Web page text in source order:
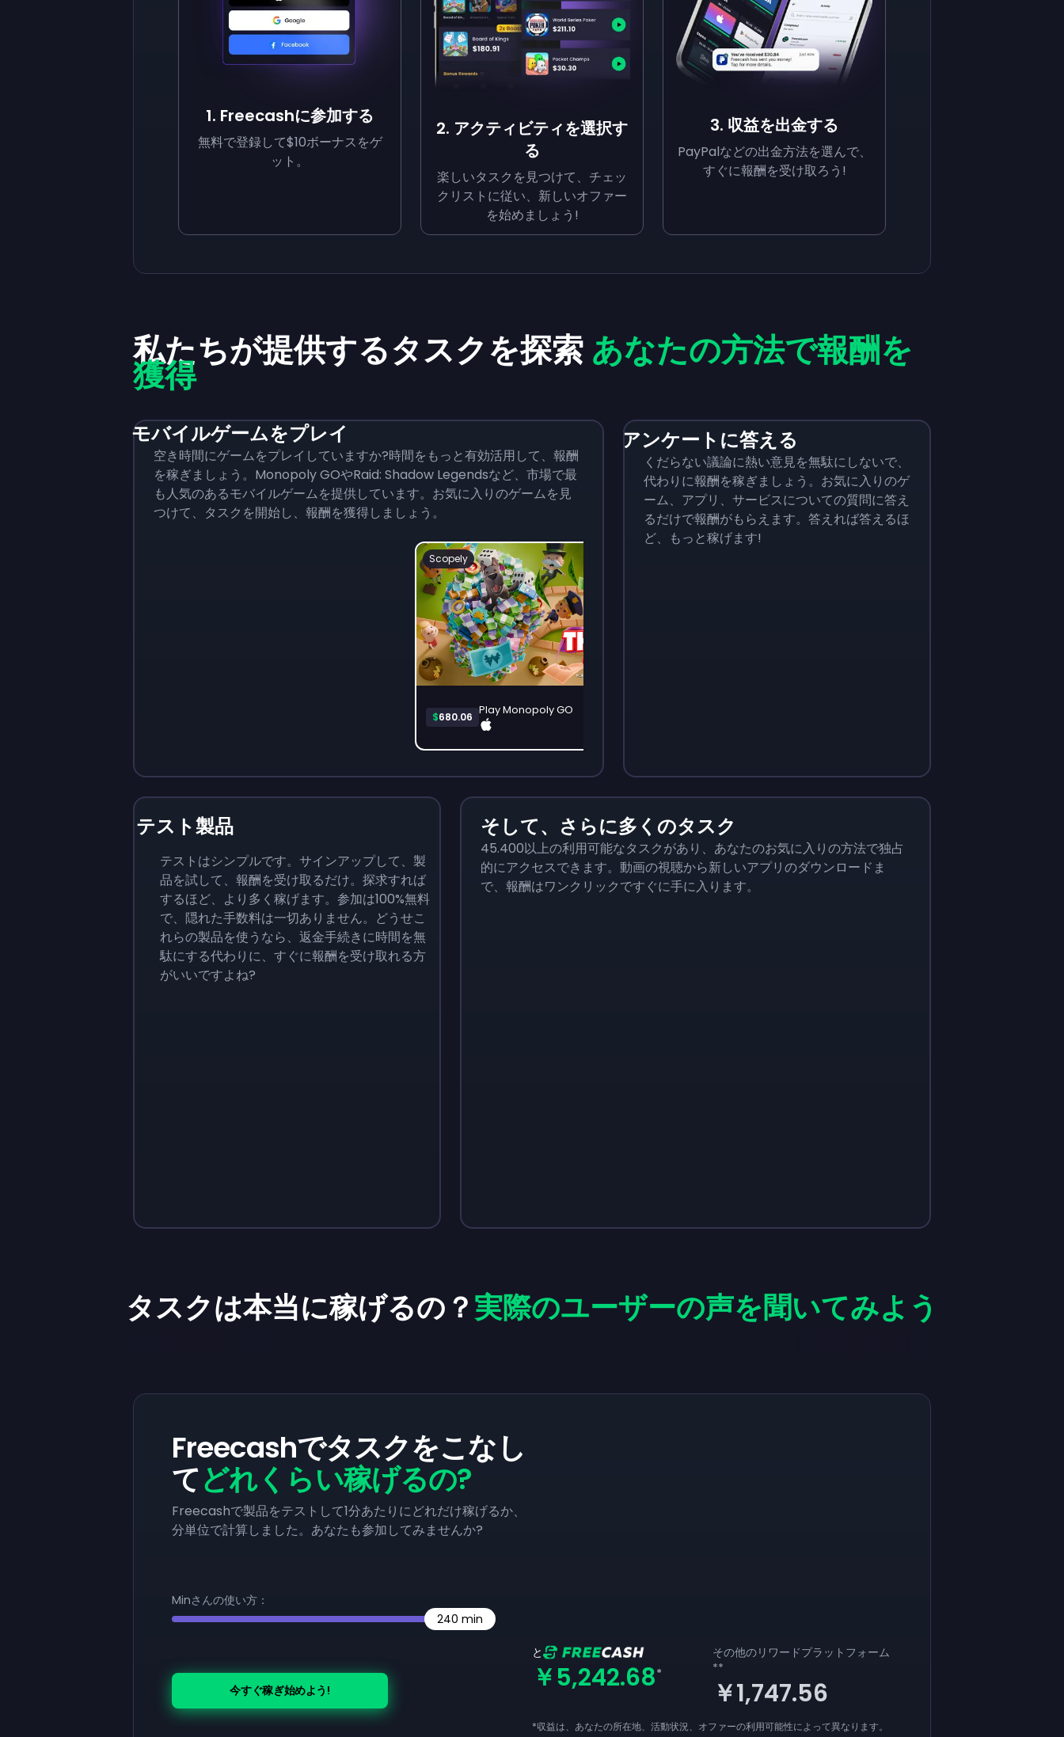
1. Freecashに参加する
無料で登録して$10ボーナスをゲ
ット。
2. アクティビティを選択す
る
楽しいタスクを見つけて、チェッ
クリストに従い、新しいオファー
を始めましょう!
3. 収益を出金する
PayPalなどの出金方法を選んで、
すぐに報酬を受け取ろう!
私たちが提供するタスクを探索 あなたの方法で報酬を
獲得
モバイルゲームをプレイ
空き時間にゲームをプレイしていますか?時間をもっと有効活用して、報酬
を稼ぎましょう。Monopoly GOやRaid: Shadow Legendsなど、市場で最
も人気のあるモバイルゲームを提供しています。お気に入りのゲームを見
つけて、タスクを開始し、報酬を獲得しましょう。
Scopely
$680.06 Play Monopoly GO
アンケートに答える
くだらない議論に熱い意見を無駄にしないで、
代わりに報酬を稼ぎましょう。お気に入りのゲ
ーム、アプリ、サービスについての質問に答え
るだけで報酬がもらえます。答えれば答えるほ
ど、もっと稼げます!
テスト製品
テストはシンプルです。サインアップして、製
品を試して、報酬を受け取るだけ。探求すれば
するほど、より多く稼げます。参加は100%無料
で、隠れた手数料は一切ありません。どうせこ
れらの製品を使うなら、返金手続きに時間を無
駄にする代わりに、すぐに報酬を受け取れる方
がいいですよね?
そして、さらに多くのタスク
45.400以上の利用可能なタスクがあり、あなたのお気に入りの方法で独占
的にアクセスできます。動画の視聴から新しいアプリのダウンロードま
で、報酬はワンクリックですぐに手に入ります。
タスクは本当に稼げるの？実際のユーザーの声を聞いてみよう
Freecashでタスクをこなし
てどれくらい稼げるの?
Freecashで製品をテストして1分あたりにどれだけ稼げるか、
分単位で計算しました。あなたも参加してみませんか?
Minさんの使い方：
240 min
今すぐ稼ぎ始めよう!
と
￥5,242.68*
その他のリワードプラットフォーム
**
￥1,747.56
*収益は、あなたの所在地、活動状況、オファーの利用可能性によって異なります。